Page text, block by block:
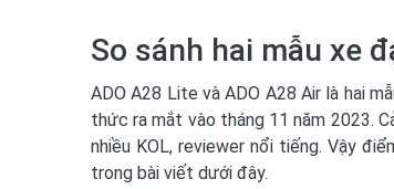
So sánh hai mẫu xe
ADO A28 Lite và ADO A28 Air là hai
thức ra mắt vào tháng 11 năm 2023.
nhiều KOL, reviewer nổi tiếng. Vậy
trong bài viết dưới đây.